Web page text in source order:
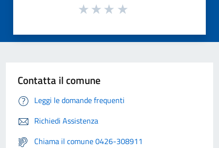
Contatta il comune
Leggi le domande frequenti
Richiedi Assistenza
Chiama il comune 0426-308911